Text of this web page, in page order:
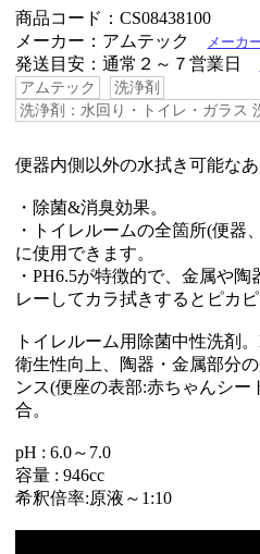
商品コード：CS08438100
メーカー：アムテック
メーカ
発送目安：通常２～７営業日
アムテック
洗浄剤
洗浄剤：水回り・トイレ・ガラス
便器内側以外の水拭き可能な
・除菌&消臭効果。
・トイレルームの全箇所(便器
に使用できます。
・PH6.5が特徴的で、金属や
レーしてカラ拭きするとピカピ
トイレルーム用除菌中性洗剤。
衛生性向上、陶器・金属部分
ンス(便座の表部:赤ちゃんシー
合。
pH : 6.0～7.0
容量 : 946cc
希釈倍率:原液～1:10